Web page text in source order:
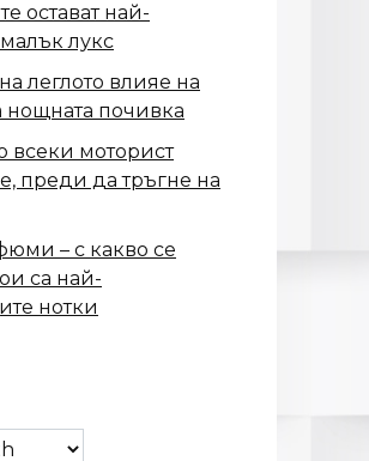
остават най-
лукс
леглото влияе на
нощната почивка
всеки моторист
преди да тръгне на
– с какво се
са най-
нотки